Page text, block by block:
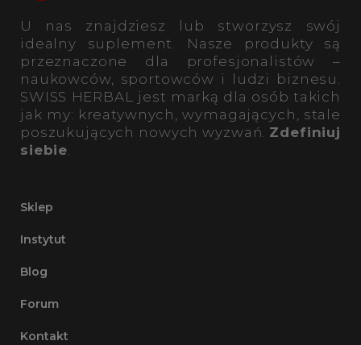
U nas znajdziesz lub stworzysz swój
idealny suplement. Nasze produkty są
przeznaczone dla profesjonalistów –
naukowców, sportowców i ludzi biznesu.
SWISS HERBAL jest marką dla osób takich
jak my: kreatywnych, wymagających, stale
poszukujących nowych wyzwań. Zdefiniuj
siebie.
Sklep
Instytut
Blog
Forum
Kontakt